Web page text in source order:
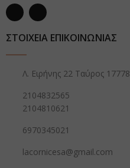
ΣΤΟΙΧΕΙΑ ΕΠΙΚΟΙΝΩΝΙΑΣ
Λ. Ειρήνης 22 Ταύρος 17778
2104832565
2104810621
6970345021
lacornicesa@gmail.com